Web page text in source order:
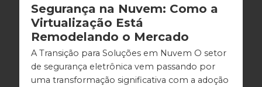
Segurança na Nuvem: Como a
Virtualização Está
Remodelando o Mercado
A Transição para Soluções em Nuvem O setor
de segurança eletrônica vem passando por
uma transformação significativa com a adoção